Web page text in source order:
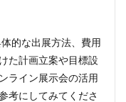
的な出展方法、費用
た計画立案や目標設
ライン展示会の活用
考にしてみてくださ